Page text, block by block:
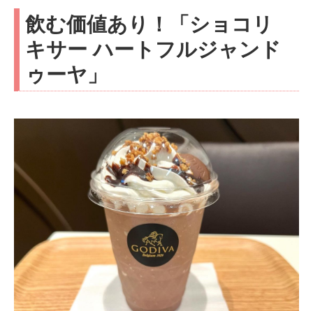
飲む価値あり！「ショコリ
キサー ハートフルジャンド
ゥーヤ」